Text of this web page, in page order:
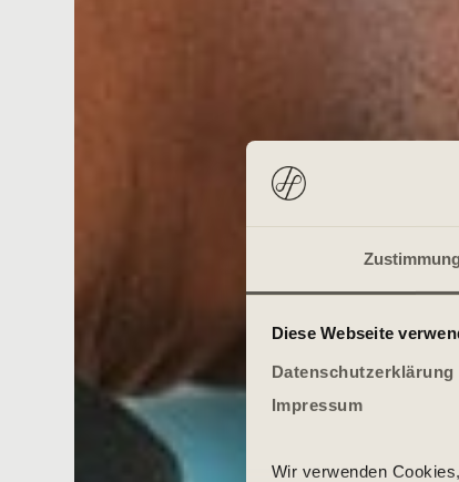
Zustimmung
Diese Webseite
Datenschutzerklärung
Impressum
Wir verwenden